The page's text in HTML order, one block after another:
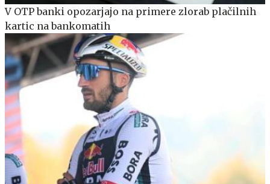
V OTP banki opozarjajo na primere zlorab plačilnih
kartic na bankomatih